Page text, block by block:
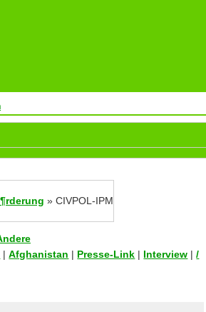
» CIVPOL-IPM
|Afghanistan | Presse-Link | Interview |/